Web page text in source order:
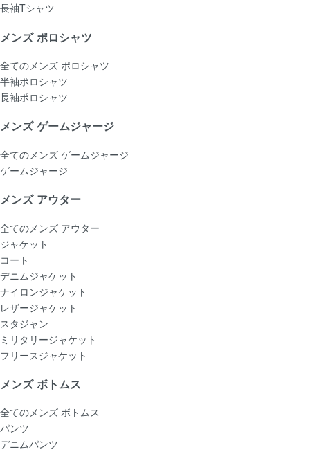
長袖Tシャツ
メンズ ポロシャツ
全てのメンズ ポロシャツ
半袖ポロシャツ
長袖ポロシャツ
メンズ ゲームジャージ
全てのメンズ ゲームジャージ
ゲームジャージ
メンズ アウター
全てのメンズ アウター
ジャケット
コート
デニムジャケット
ナイロンジャケット
レザージャケット
スタジャン
ミリタリージャケット
フリースジャケット
メンズ ボトムス
全てのメンズ ボトムス
パンツ
デニムパンツ